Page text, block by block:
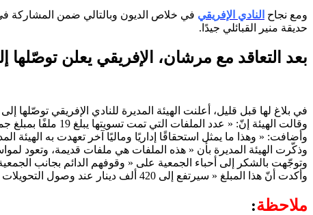
ومع نجاح النادي الإفريقي في خلاص الديون وبالتالي ضمن المشاركة
حديقة منير القبائلي جيدًا.
بعد التعاقد مع مرشان، الإفريقي يعلن
في بلاغ لها قبل قليل، أعلنت الهيئة المديرة للنادي الإفريقي توصّلها
وقالت الهيئة إنّ: « عدد الملفات التي تمت تسويتها يبلغ 19 ملفًا بمبلغ جملي يبلغ 3.178 مليون دينار (ثلاثة مليارات و178 مليون) ».
وأضافت: « وهذا ما يمثل استحقاقًا إداريًا وماليًا آخر تعهدت به الهيئة
وذكّرت الهيئة المديرة بأن « هذه الملفات هي ملفات قديمة، وتعود
وتوجّهت بالشكر إلى أحباء الجمعية على « وقوفهم الدائم بجانب الجمعية، ومساهمتهم بمبلغ قدره
وأكدت أنّ هذا المبلغ « سيرتفع إلى 420 ألف دينار عند وصول التحويلات البنكية المدفوعة من طرف جماهيرنا في الخارج ».
ملاحظة: